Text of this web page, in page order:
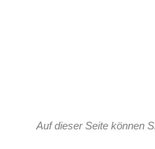
Auf dieser Seite können